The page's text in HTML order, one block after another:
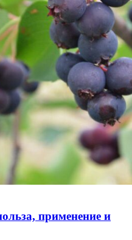
применение и